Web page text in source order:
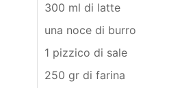
300 ml di latte
una noce di burro
1 pizzico di sale
250 gr di farina